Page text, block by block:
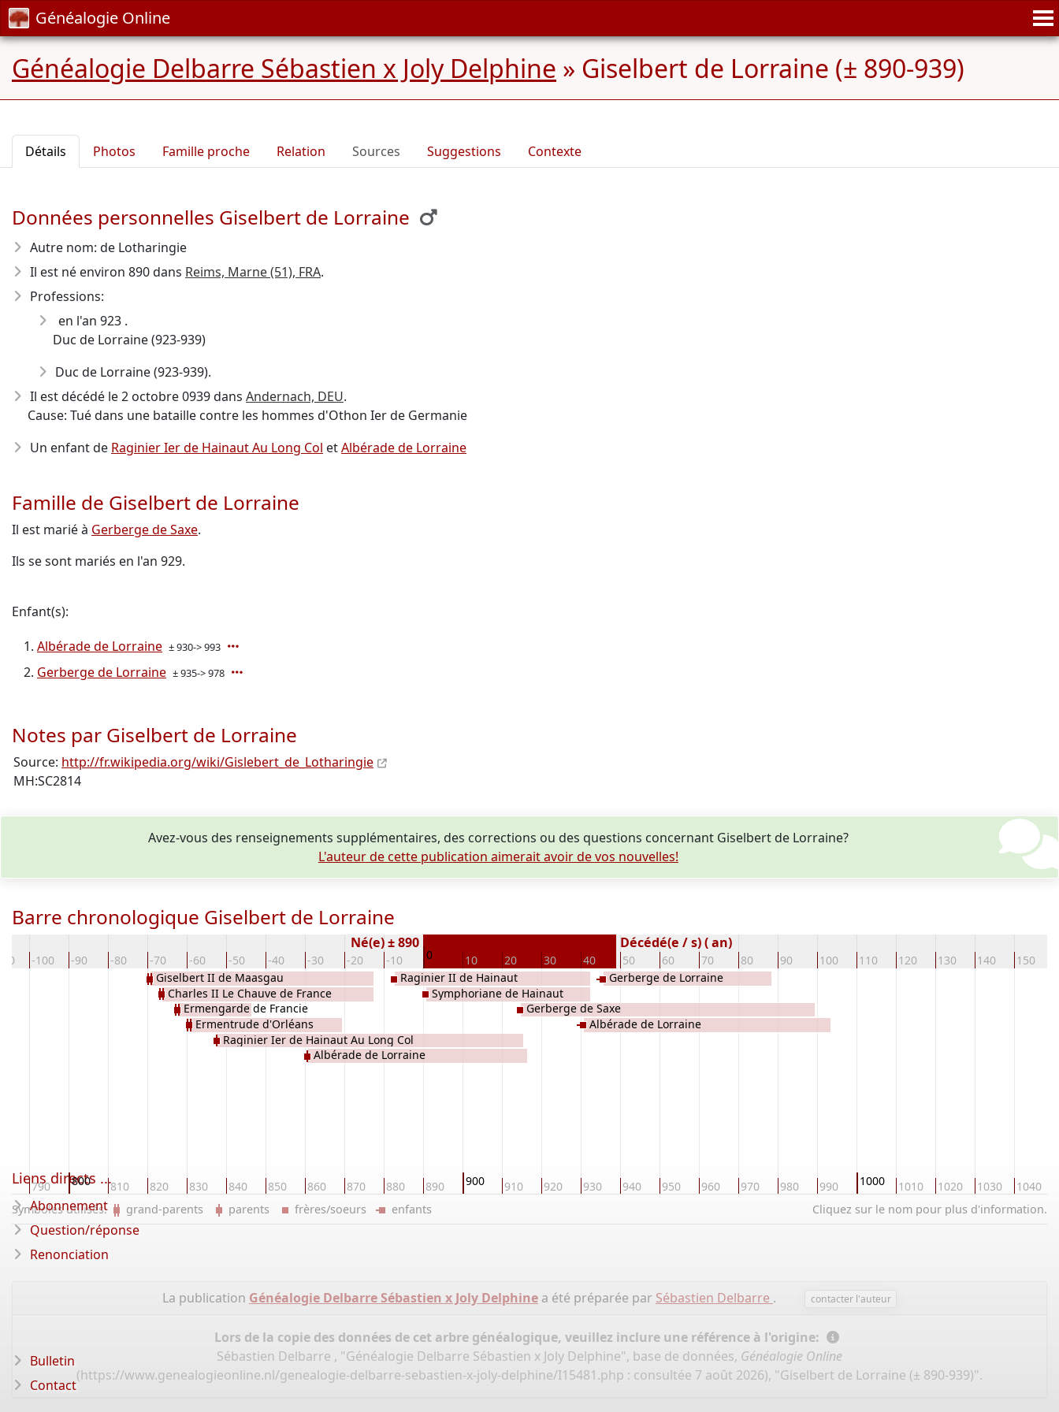
Généalogie Online
Généalogie Delbarre Sébastien x Joly Delphine » Giselbert de Lorraine (± 890-939)
Détails Photos Famille proche Relation Sources Suggestions Contexte
Données personnelles Giselbert de Lorraine
Autre nom: de Lotharingie
Il est né environ 890dans Reims, Marne (51), FRA.
Professions:
en l'an 923 .
Duc de Lorraine (923-939)
Duc de Lorraine (923-939).
Il est décédé le 2 octobre 0939dans Andernach, DEU.
Cause: Tué dans une bataille contre les hommes d'Othon Ier de Germanie
Un enfant de Raginier Ier de Hainaut Au Long Col etAlbérade de Lorraine
Famille de Giselbert de Lorraine
Il est marié à Gerberge de Saxe.
Ils se sont mariés en l'an 929.
Enfant(s):
Albérade de Lorraine ± 930-> 993
Gerberge de Lorraine ± 935-> 978
Notes par Giselbert de Lorraine
Source: http://fr.wikipedia.org/wiki/Gislebert_de_Lotharingie
MH:SC2814
Avez-vous des renseignements supplémentaires, des corrections ou des questions concernant Giselbert de Lorraine?
L'auteur de cette publication aimerait avoir de vos nouvelles!
Barre chronologique Giselbert de Lorraine
-100 -90 -80 -70 -60 -50 -40 -30 -20 -10 0 10 20 30 40 50 60 70 80 90 100 110 120 130 140 150
Né(e) ± 890 Décédé(e / s) ( an)
790 800 810 820 830 840 850 860 870 880 890 900 910 920 930 940 950 960 970 980 990 1000 1010 1020 1030 1040
Giselbert II de Maasgau
Charles II Le Chauve de France
Ermengarde de Francie
Ermentrude d'Orléans
Raginier Ier de Hainaut Au Long Col
Albérade de Lorraine
Raginier II de Hainaut
Symphoriane de Hainaut
Gerberge de Saxe
Albérade de Lorraine
Gerberge de Lorraine
Cliquez sur le nom pour plus d'information.
Symboles utilisés: grand-parents parents frères/soeurs enfants
La publication Généalogie Delbarre Sébastien x Joly Delphinea été préparée par Sébastien Delbarre . contacter l'auteur
Lors de la copie des données de cet arbre généalogique, veuillez inclure une référence à l'origine:
Sébastien Delbarre , "Généalogie Delbarre Sébastien x Joly Delphine", base de données, Généalogie Online
(https://www.genealogieonline.nl/genealogie-delbarre-sebastien-x-joly-delphine/I15481.php : consultée 7 août 2026), "Giselbert de Lorraine (± 890-939)".
Liens directs ...
Abonnement
Question/réponse
Renonciation
Bulletin
Contact